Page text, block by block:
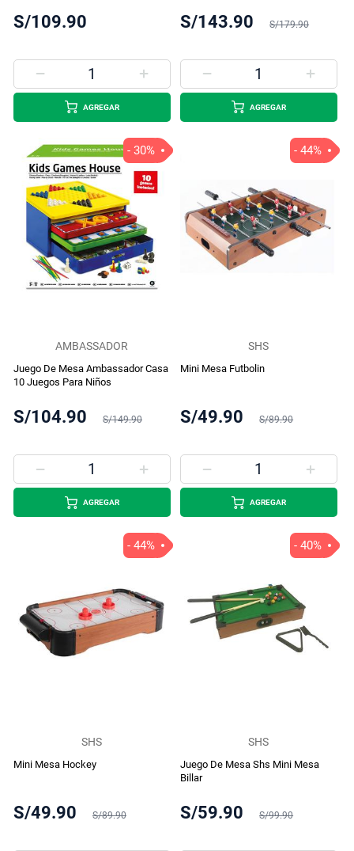
S/109.90
AGREGAR
S/143.90 S/179.90
AGREGAR
AMBASSADOR
Juego De Mesa Ambassador Casa
10 Juegos Para Niños
S/104.90 S/149.90
- 30%
AGREGAR
SHS
Mini Mesa Futbolin
S/49.90 S/89.90
- 44%
AGREGAR
SHS
Mini Mesa Hockey
S/49.90 S/89.90
- 44%
SHS
Juego De Mesa Shs Mini Mesa
Billar
S/59.90 S/99.90
- 40%